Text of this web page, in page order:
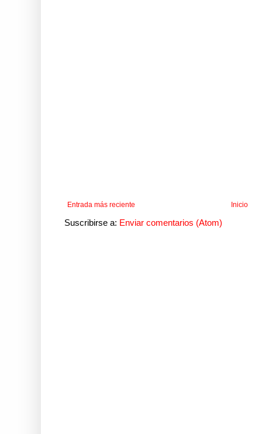
Entrada más reciente Inicio
Suscribirse a: Enviar comentarios (Atom)